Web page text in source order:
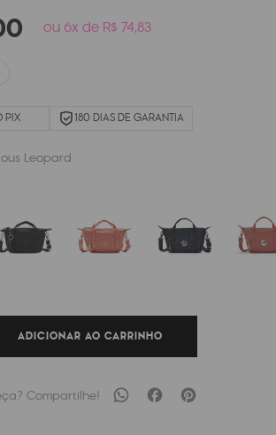
ou 6x de R$ 74,83
PIX 180 DIAS DE GARANTIA
Leopard
ADICIONAR AO CARRINHO